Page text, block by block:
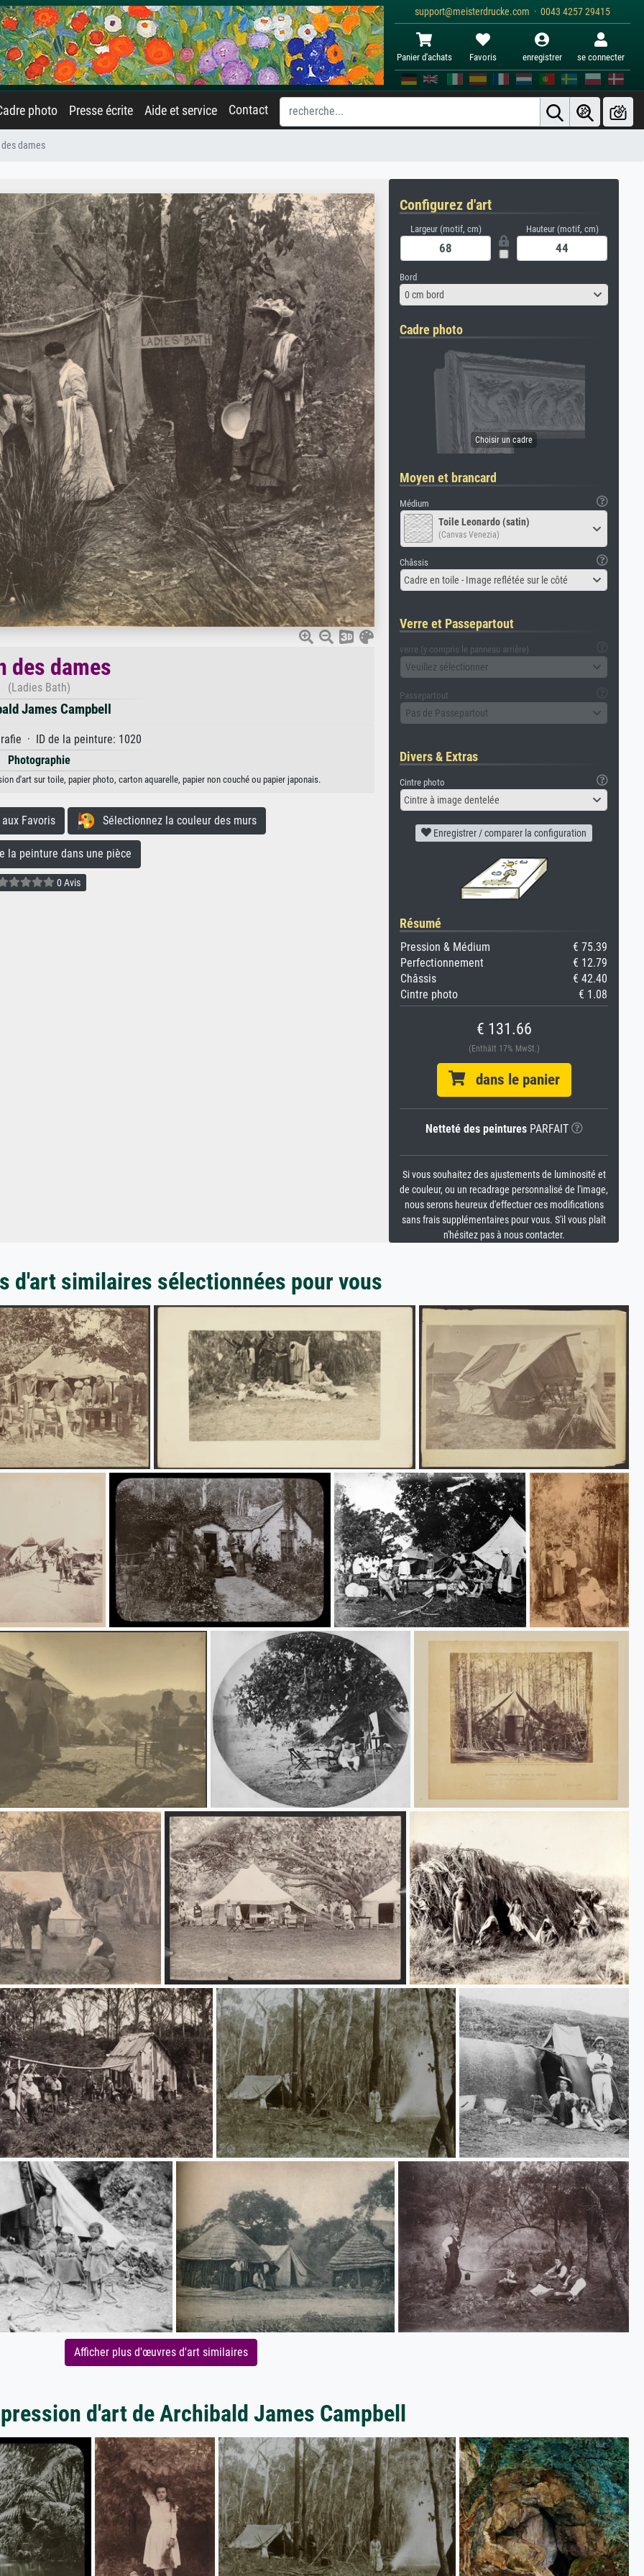
support@meisterdrucke.com · 0043 4257 29415
Panier d'achats Favoris enregistrer se connecter
photo Presse écrite Aide et service Contact
dames
des dames
(Ladies Bath)
James Campbell
· ID de la peinture: 1020
Photographie
d'art sur toile, papier photo, carton aquarelle, papier non couché ou papier japonais.
Favoris Sélectionnez la couleur des murs
peinture dans une pièce
0 Avis
Configurez d'art
Largeur (motif, cm) Hauteur (motif, cm)
Bord
0 cm bord
Cadre photo
Moyen et brancard
Médium
Toile Leonardo (satin)
(Canvas Venezia)
Châssis
Cadre en toile - Image reflétée sur le côté
Verre et Passepartout
verre (y compris le panneau arrière)
Veuillez sélectionner
Passepartout
Pas de Passepartout
Divers & Extras
Cintre photo
Cintre à image dentelée
Enregistrer / comparer la configuration
Résumé
Pression & Médium
€ 75.39
Perfectionnement
€ 12.79
Châssis
€ 42.40
Cintre photo
€ 1.08
€ 131.66
(Enthält 17% MwSt.)
dans le panier
Netteté des peinturesPARFAIT
Si vous souhaitez des ajustements de luminosité et
de couleur, ou un recadrage personnalisé de l'image,
nous serons heureux d'effectuer ces modifications
sans frais supplémentaires pour vous. S'il vous plaît
n'hésitez pas à nous contacter.
d'art similaires sélectionnées pour vous
Afficher plus d'œuvres d'art similaires
d'art de Archibald James Campbell